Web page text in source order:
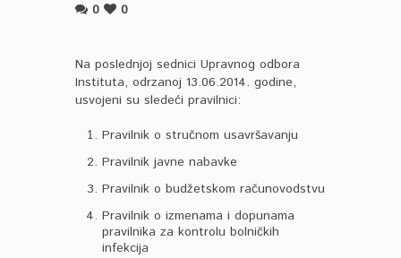
0
0
Na poslednjoj sednici Upravnog odbora
Instituta, odrzanoj 13.06.2014. godine,
usvojeni su sledeći pravilnici:
Pravilnik o stručnom usavršavanju
Pravilnik javne nabavke
Pravilnik o budžetskom računovodstvu
Pravilnik o izmenama i dopunama
pravilnika za kontrolu bolničkih
infekcija